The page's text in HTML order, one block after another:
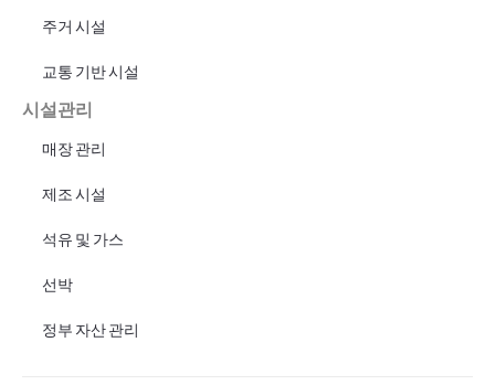
주거 시설
교통 기반 시설
시설관리
매장 관리
제조 시설
석유 및 가스
선박
정부 자산 관리